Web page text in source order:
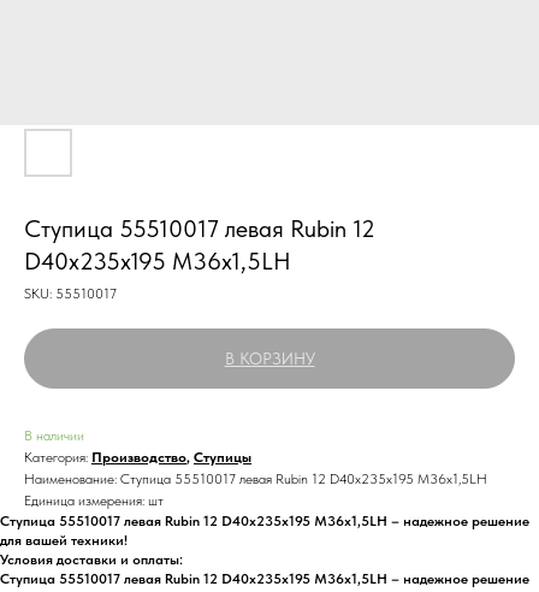
Ступица 55510017 левая Rubin 12
D40x235x195 M36x1,5LH
SKU: 55510017
В КОРЗИНУ
В наличии
Категория: Производство, Ступицы
Наименование: Ступица 55510017 левая Rubin 12 D40x235x195 M36x1,5LH
Единица измерения: шт
Ступица 55510017 левая Rubin 12 D40x235x195 M36x1,5LH – надежное решение
для вашей техники!
Условия доставки и оплаты:
Ступица 55510017 левая Rubin 12 D40x235x195 M36x1,5LH – надежное решение